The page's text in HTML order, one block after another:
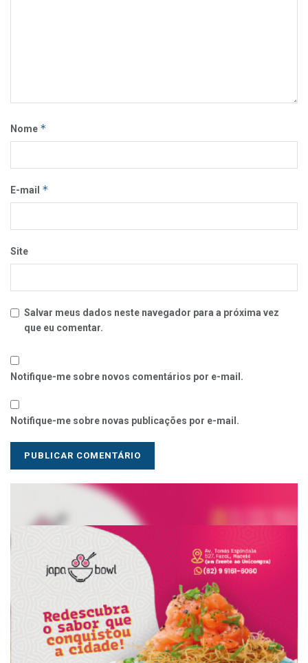
Nome *
E-mail *
Site
Salvar meus dados neste navegador para a próxima vez
que eu comentar.
Notifique-me sobre novos comentários por e-mail.
Notifique-me sobre novas publicações por e-mail.